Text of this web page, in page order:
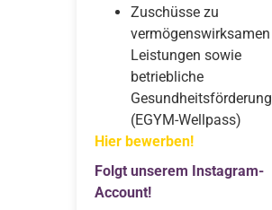
Zuschüsse zu
vermögenswirksamen
Leistungen sowie
betriebliche
Gesundheitsförderung
(EGYM-Wellpass)
Hier bewerben!
Folgt unserem Instagram-
Account!